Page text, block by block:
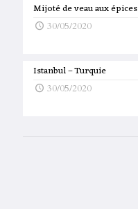
Mijoté de veau aux épices
30/05/2020
Istanbul – Turquie
30/05/2020